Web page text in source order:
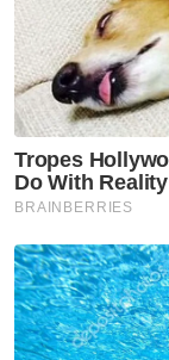
mampu
selain
pada masa
"Kita sudah
kita tahu
mereka,”
Malaysia